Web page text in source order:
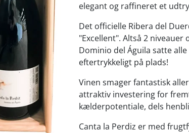
elegant og raffineret et
Det officielle Ribera del
"Excellent". Altså 2 niveauer
Dominio del Águila satte
eftertrykkeligt på plads!
Vinen smager fantastisk
attraktiv investering for
kælderpotentiale, dels
Canta la Perdiz er med